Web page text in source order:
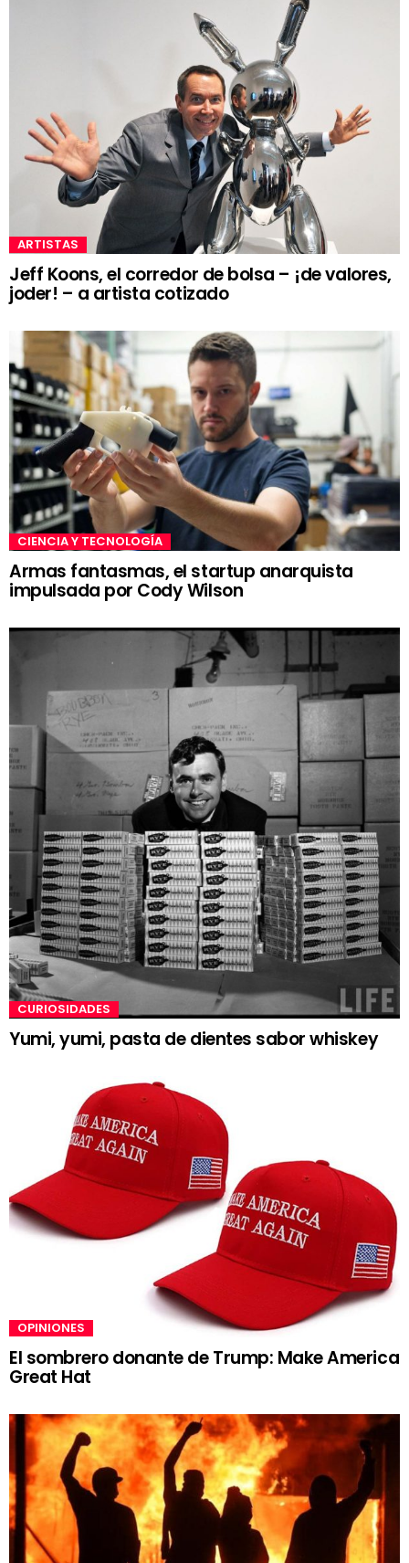
ARTISTAS
Jeff Koons, el corredor de bolsa – ¡de valores,
joder! – a artista cotizado
CIENCIA Y TECNOLOGÍA
Armas fantasmas, el startup anarquista
impulsada por Cody Wilson
CURIOSIDADES
Yumi, yumi, pasta de dientes sabor whiskey
OPINIONES
El sombrero donante de Trump: Make America
Great Hat